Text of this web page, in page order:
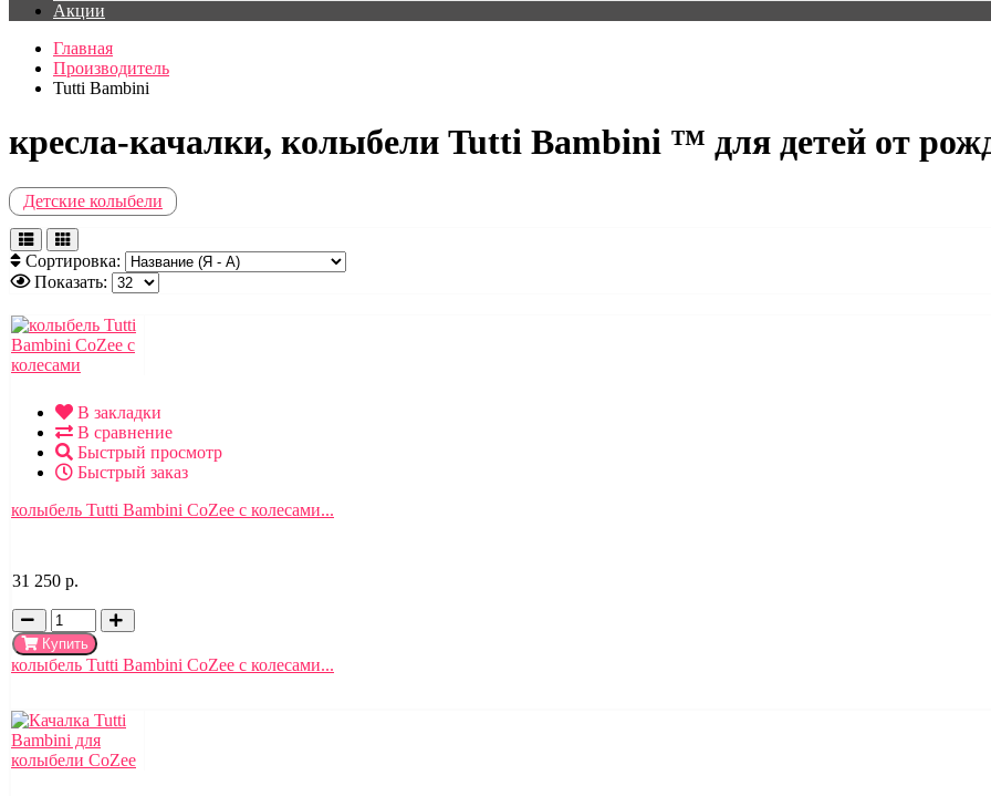
Акции
Главная
Производитель
Tutti Bambini
кресла-качалки, колыбели Tutti Bambini ™ для детей от
Детские колыбели
Сортировка:
Показать:
В закладки
В сравнение
Быстрый просмотр
Быстрый заказ
колыбель Tutti Bambini CoZee с колесами...
31 250 р.
Купить
колыбель Tutti Bambini CoZee с колесами...